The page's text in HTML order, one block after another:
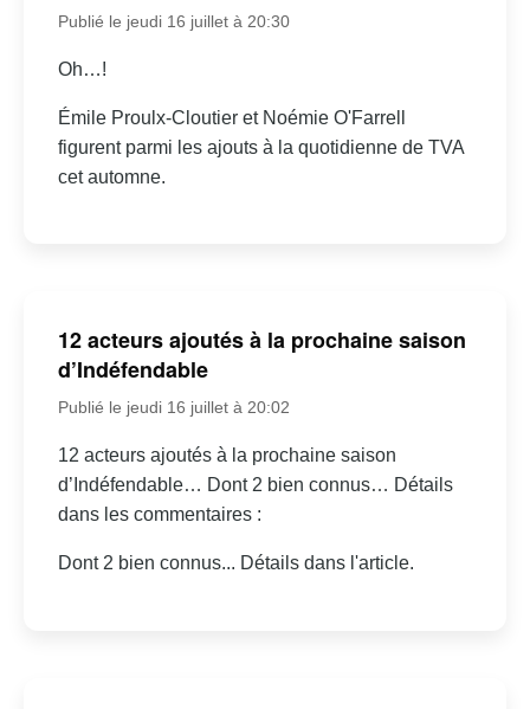
Publié le jeudi 16 juillet à 20:30
Oh…!
Émile Proulx-Cloutier et Noémie O'Farrell
figurent parmi les ajouts à la quotidienne de TVA
cet automne.
12 acteurs ajoutés à la prochaine saison
d’Indéfendable
Publié le jeudi 16 juillet à 20:02
12 acteurs ajoutés à la prochaine saison
d’Indéfendable… Dont 2 bien connus… Détails
dans les commentaires :
Dont 2 bien connus... Détails dans l'article.